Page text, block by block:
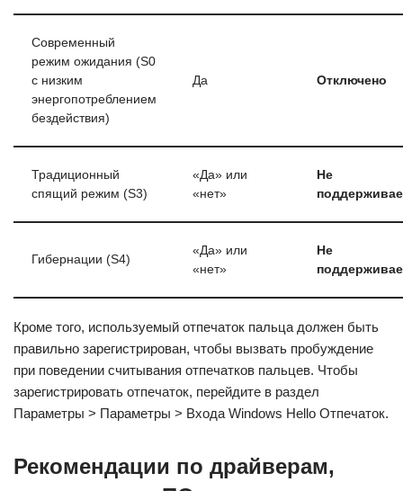
Современный
режим ожидания (S0
с низким
энергопотреблением
бездействия)
Да Отключено
Традиционный
спящий режим (S3)
«Да» или
«нет»
Не
Гибернации (S4)
«Да» или
«нет»
Не
Кроме того, используемый отпечаток пальца должен быть
правильно зарегистрирован, чтобы вызвать пробуждение
при поведении считывания отпечатков пальцев. Чтобы
зарегистрировать отпечаток, перейдите в раздел
Параметры > Параметры > Входа Windows Hello Отпечаток.
Рекомендации по драйверам,